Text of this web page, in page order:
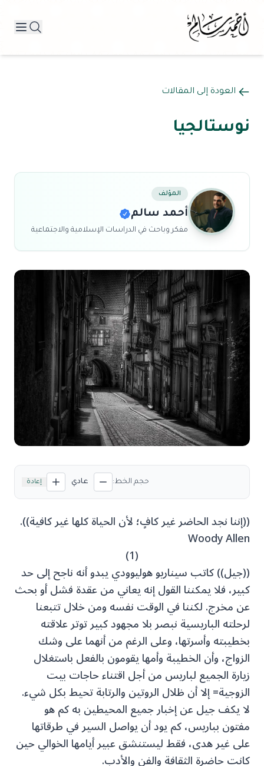
العودة إلى المقالات
نوستالجيا
المؤلف
أحمد سالم
مفكر وباحث في الدراسات الإسلامية والاجتماعية
حجم الخط: عادي إعادة
((إننا نجد الحاضر غير كافٍ؛ لأن الحياة كلها غير كافية)).
Woody Allen
(1)
((جيل)) كاتب سيناريو هوليوودي يبدو أنه ناجح إلى حد
كبير، فلا يمكننا القول إنه يعاني من عقدة فشل أو بحث
عن مخرج. لكننا في الوقت نفسه ومن خلال تتبعنا
لرحلته الباريسية نبصر بلا مجهود كبير توتر علاقته
بخطيبته وأسرتها، وعلى الرغم من أنهما على وشك
الزواج، وأن الخطيبة وأمها يقومون بالفعل باستغلال
زيارة الجميع لباريس من أجل اقتناء حاجات بيت
الزوجية= إلا أن ظلال الروتين والرتابة تحيط بكل شيء.
لا يكف جيل عن إخبار جميع المحيطين به كم هو
مفتون بباريس، كم يود أن يواصل السير في طرقاتها
على غير هدى، فقط ليستنشق عبير أيامها الخوالي حين
كانت حاضرة الثقافة والفن والأدب.